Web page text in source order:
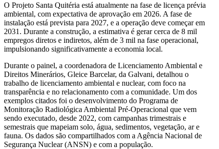
O Projeto Santa Quitéria está atualmente na fase de licença prévia
ambiental, com expectativa de aprovação em 2026. A fase de
instalação está prevista para 2027, e a operação deve começar em
2031. Durante a construção, a estimativa é gerar cerca de 8 mil
empregos diretos e indiretos, além de 3 mil na fase operacional,
impulsionando significativamente a economia local.
Durante o painel, a coordenadora de Licenciamento Ambiental e
Direitos Minerários, Gleice Barcelar, da Galvani, detalhou o
trabalho de licenciamento ambiental e nuclear, com foco na
transparência e no relacionamento com a comunidade. Um dos
exemplos citados foi o desenvolvimento do Programa de
Monitoração Radiológica Ambiental Pré-Operacional que vem
sendo executado, desde 2022, com campanhas trimestrais e
semestrais que mapeiam solo, água, sedimentos, vegetação, ar e
fauna. Os dados são compartilhados com a Agência Nacional de
Segurança Nuclear (ANSN) e com a população.